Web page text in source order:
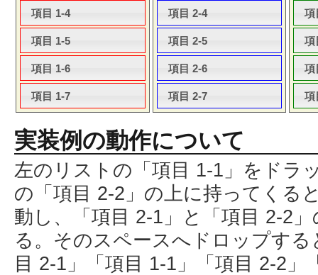
項目 1-4
項目 1-5
項目 1-6
項目 1-7
項目 2-4
項目 2-5
項目 2-6
項目 2-7
項
項
項
項
実装例の動作について
左のリストの「項目 1-1」をドラ
の「項目 2-2」の上に持ってくる
動し、「項目 2-1」と「項目 2-2
る。そのスペースへドロップす
目 2-1」「項目 1-1」「項目 2-2